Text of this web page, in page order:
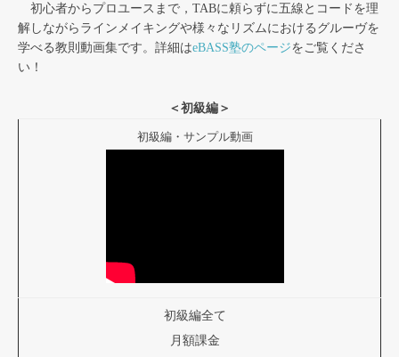
初心者からプロユースまで，TABに頼らずに五線とコードを理
解しながらラインメイキングや様々なリズムにおけるグルーヴを
学べる教則動画集です。詳細はeBASS塾のページをご覧くださ
い！
＜初級編＞
初級編・サンプル動画
初級編全て
月額課金